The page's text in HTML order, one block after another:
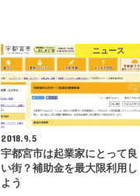
ニュース
2018.9.5
宇都宮市は起業家にとって良
い街？補助金を最大限利用し
よう